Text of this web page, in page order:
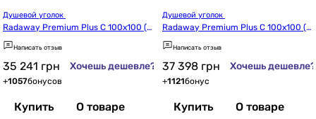
Radaway Premium Plus C 100x100 (3
0443-01-01N)
Написать отзыв
35 241 грн Хочешь дешевле?
+1057бонусов
Купить О товаре
Radaway Premium Plus C 100x100 (3
0443-01-05N)
Написать отзыв
37 398 грн Хочешь дешевле?
+1121бонус
Купить О товаре